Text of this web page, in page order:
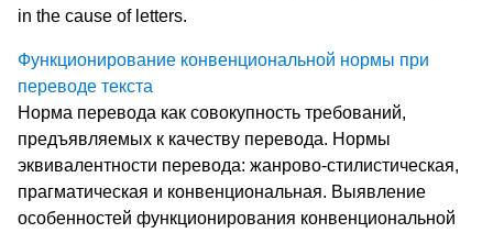
in the cause of letters.
Функционирование конвенциональной нормы при
переводе текста
Норма перевода как совокупность требований,
предъявляемых к качеству перевода. Нормы
эквивалентности перевода: жанрово-стилистическая,
прагматическая и конвенциональная. Выявление
особенностей функционирования конвенциональной